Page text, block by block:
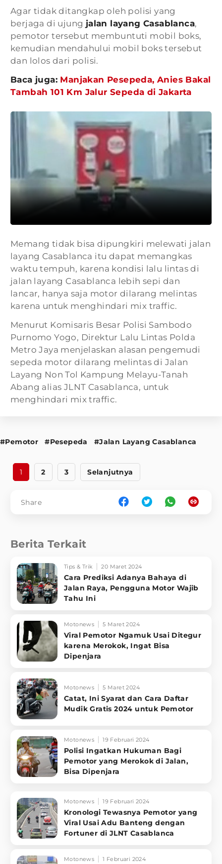
Agar tidak ditangkap oleh polisi yang
berjaga di ujung jalan layang Casablanca,
pemotor tersebut membuntuti mobil boks,
kemudian mendahului mobil boks tersebut
dan lolos dari polisi.
Baca juga: Manjakan Pesepeda, Anies Bakal
Tambah 101 Km Jalur Sepeda di Jakarta
Memang tidak bisa dipungkiri melewati jalan
layang Casablanca itu dapat memangkas
waktu tempuh, karena kondisi lalu lintas di
jalan layang Casablanca lebih sepi dan
lancar, hanya saja motor dilarang melintas
karena untuk menghindari mix traffic.
Menurut Komisaris Besar Polisi Sambodo
Purnomo Yogo, Direktur Lalu Lintas Polda
Metro Jaya menjelaskan alasan pengemudi
sepeda motor dilarang melintas di Jalan
Layang Non Tol Kampung Melayu-Tanah
Abang alias JLNT Casablanca, untuk
menghindari mix traffic.
#Pemotor #Pesepeda #Jalan Layang Casablanca
1 2 3 Selanjutnya
Share
Berita Terkait
Tips & Trik 20 Maret 2024
Cara Prediksi Adanya Bahaya di
Jalan Raya, Pengguna Motor Wajib
Tahu Ini
Motonews 5 Maret 2024
Viral Pemotor Ngamuk Usai Ditegur
karena Merokok, Ingat Bisa
Dipenjara
Motonews 5 Maret 2024
Catat, Ini Syarat dan Cara Daftar
Mudik Gratis 2024 untuk Pemotor
Motonews 19 Februari 2024
Polisi Ingatkan Hukuman Bagi
Pemotor yang Merokok di Jalan,
Bisa Dipenjara
Motonews 19 Februari 2024
Kronologi Tewasnya Pemotor yang
Viral Usai Adu Banteng dengan
Fortuner di JLNT Casablanca
Motonews 1 Februari 2024